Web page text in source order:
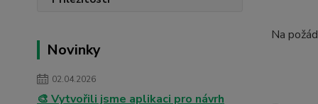
Novinky
02.04.2026
🎨 Vytvořili jsme aplikaci pro návrh
Na